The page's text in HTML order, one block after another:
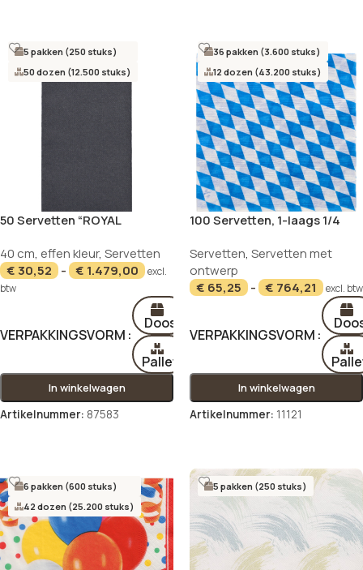
5 pakken (250 stuks)
50 dozen (12.500 stuks)
50 Servetten “ROYAL
40 cm zwart
40 cm, effen kleur, Servetten
€30,52 - € 1.479,00
excl.
btw
VERPAKKINGSVORM
Doos
Pallet
In winkelwagen
Artikelnummer: 87583
36 pakken (3.600 stuks)
12 dozen (43.200 stuks)
100 Servetten, 1-laags 1/4
blauw”
Servetten, Servetten met
ontwerp
€ 65,25 - € 764,21 excl. btw
VERPAKKINGSVORM
In winkelwagen
Artikelnummer: 11121
6 pakken (600 stuks)
42 dozen (25.200 stuks)
5 pakken (250 stuks)